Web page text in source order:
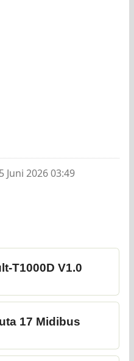
2026 03:49
T1000D V1.0
17 Midibus